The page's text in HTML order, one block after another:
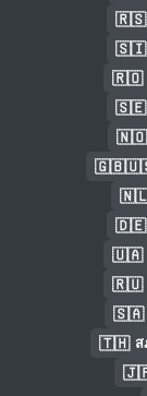
🇷🇸
🇸🇮
🇷🇴
🇸🇪
🇳🇴
🇩🇪
🇺🇦
🇷🇺
🇸🇦
🇹🇭 ส